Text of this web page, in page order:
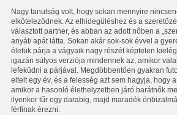
Nagy tanulság volt, hogy sokan mennyire
elköteleződnek. Az elhidegüléshez és a
választott partner, és abban az adott nőben a
anyát/ apát látta. Sokan akár sok-sok évvel a
életük párja a vágyaik nagy részét képtelen
igazán súlyos verziója mindennek az, amikor
lefeküdni a párjával. Megdöbbentően gyakran
eltelt egy év, és a felesség azt sem hagyja, hogy
amikor a hasonló élethelyzetben járó barátnők
ilyenkor tűr egy darabig, majd maradék
férfinak érezni.